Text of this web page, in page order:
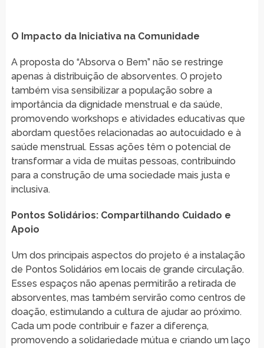
O Impacto da Iniciativa na Comunidade
A proposta do “Absorva o Bem” não se restringe
apenas à distribuição de absorventes. O projeto
também visa sensibilizar a população sobre a
importância da dignidade menstrual e da saúde,
promovendo workshops e atividades educativas que
abordam questões relacionadas ao autocuidado e à
saúde menstrual. Essas ações têm o potencial de
transformar a vida de muitas pessoas, contribuindo
para a construção de uma sociedade mais justa e
inclusiva.
Pontos Solidários: Compartilhando Cuidado e
Apoio
Um dos principais aspectos do projeto é a instalação
de Pontos Solidários em locais de grande circulação.
Esses espaços não apenas permitirão a retirada de
absorventes, mas também servirão como centros de
doação, estimulando a cultura de ajudar ao próximo.
Cada um pode contribuir e fazer a diferença,
promovendo a solidariedade mútua e criando um laço